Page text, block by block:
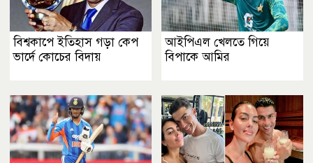
বিশ্বকাপে ইতিহাস গড়া কেপ
ভার্দে কোচের বিদায়
আইপিএল খেলতে গিয়ে
বিপাকে আমির